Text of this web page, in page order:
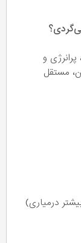
و
مستقل
درمیاری)